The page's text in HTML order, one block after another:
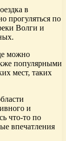
в
прогуляться по
Волги и
можно
популярными
мест, таких
и
что-то по
впечатления